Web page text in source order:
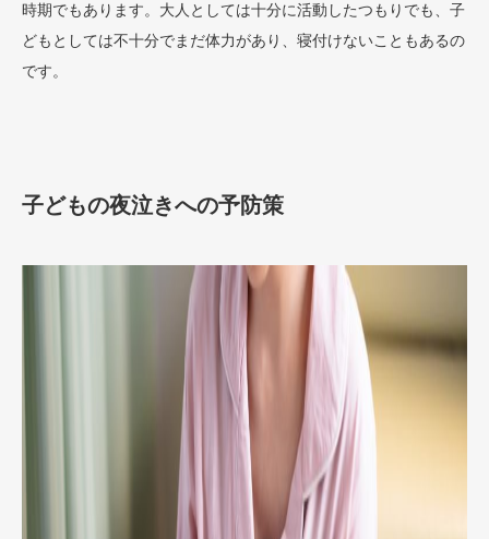
時期でもあります。大人としては十分に活動したつもりでも、子
どもとしては不十分でまだ体力があり、寝付けないこともあるの
です。
子どもの夜泣きへの予防策